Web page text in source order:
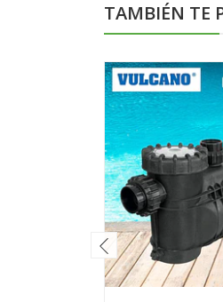
TAMBIÉN TE